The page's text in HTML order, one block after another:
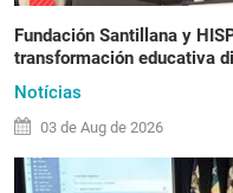
Fundación Santillana y
transformación educativa
Notícias
03 de Aug de 2026